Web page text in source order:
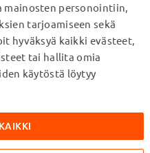
mutta ei
mainitut tavaramerkit ovat
koskevan
mainosten personointiin,
tarjoamiseen sekä
hyväksyä kaikki evästeet,
tai hallita omia
käytöstä löytyy